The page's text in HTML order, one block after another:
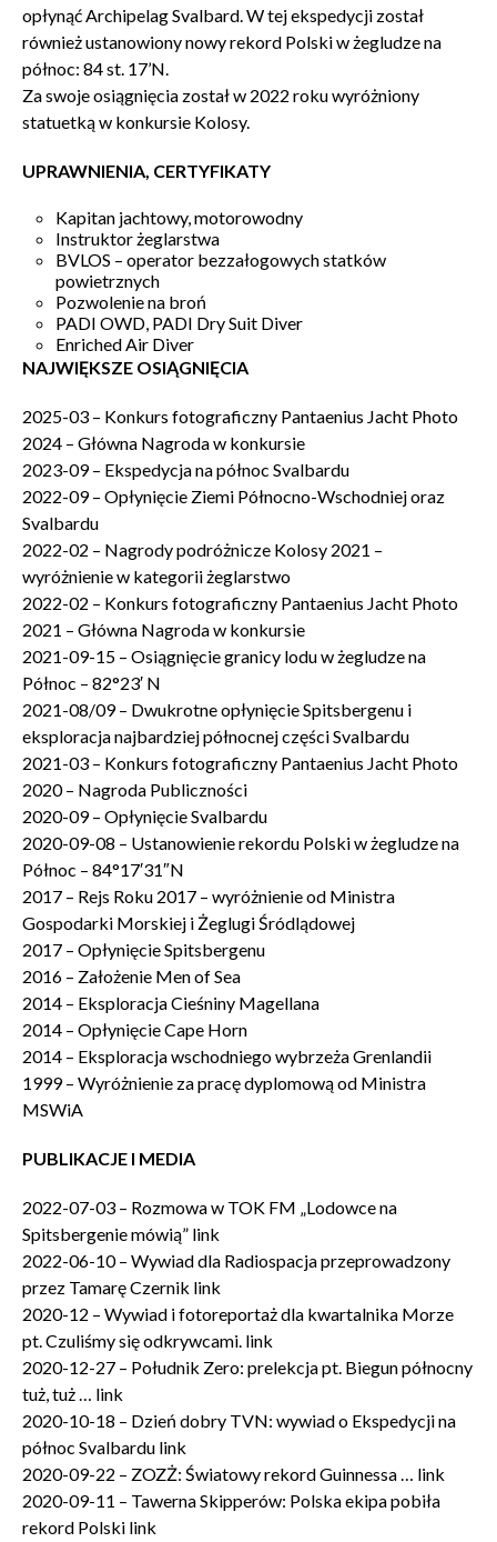
opłynąć Archipelag Svalbard. W tej ekspedycji został
również ustanowiony nowy rekord Polski w żegludze na
północ: 84 st. 17’N.
Za swoje osiągnięcia został w 2022 roku wyróżniony
statuetką w konkursie Kolosy.
UPRAWNIENIA, CERTYFIKATY
Kapitan jachtowy, motorowodny
Instruktor żeglarstwa
BVLOS – operator bezzałogowych statków
powietrznych
Pozwolenie na broń
PADI OWD, PADI Dry Suit Diver
Enriched Air Diver
NAJWIĘKSZE OSIĄGNIĘCIA
2025-03 – Konkurs fotograficzny Pantaenius Jacht Photo
2024 – Główna Nagroda w konkursie
2023-09 – Ekspedycja na północ Svalbardu
2022-09 – Opłynięcie Ziemi Północno-Wschodniej oraz
Svalbardu
2022-02 – Nagrody podróżnicze Kolosy 2021 –
wyróżnienie w kategorii żeglarstwo
2022-02 – Konkurs fotograficzny Pantaenius Jacht Photo
2021 – Główna Nagroda w konkursie
2021-09-15 – Osiągnięcie granicy lodu w żegludze na
Północ – 82°23′ N
2021-08/09 – Dwukrotne opłynięcie Spitsbergenu i
eksploracja najbardziej północnej części Svalbardu
2021-03 – Konkurs fotograficzny Pantaenius Jacht Photo
2020 – Nagroda Publiczności
2020-09 – Opłynięcie Svalbardu
2020-09-08 – Ustanowienie rekordu Polski w żegludze na
Północ – 84°17′31″N
2017 – Rejs Roku 2017 – wyróżnienie od Ministra
Gospodarki Morskiej i Żeglugi Śródlądowej
2017 – Opłynięcie Spitsbergenu
2016 – Założenie Men of Sea
2014 – Eksploracja Cieśniny Magellana
2014 – Opłynięcie Cape Horn
2014 – Eksploracja wschodniego wybrzeża Grenlandii
1999 – Wyróżnienie za pracę dyplomową od Ministra
MSWiA
PUBLIKACJE I MEDIA
2022-07-03 – Rozmowa w TOK FM „Lodowce na
Spitsbergenie mówią” link
2022-06-10 – Wywiad dla Radiospacja przeprowadzony
przez Tamarę Czernik link
2020-12 – Wywiad i fotoreportaż dla kwartalnika Morze
pt. Czuliśmy się odkrywcami. link
2020-12-27 – Południk Zero: prelekcja pt. Biegun północny
tuż, tuż … link
2020-10-18 – Dzień dobry TVN: wywiad o Ekspedycji na
północ Svalbardu link
2020-09-22 – ZOZŻ: Światowy rekord Guinnessa … link
2020-09-11 – Tawerna Skipperów: Polska ekipa pobiła
rekord Polski link